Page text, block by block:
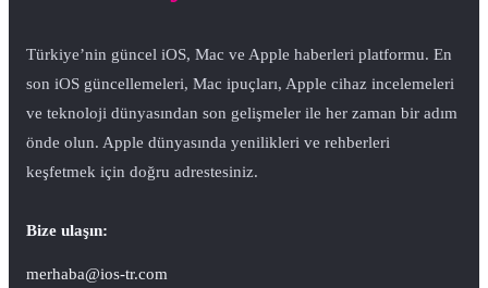
Türkiye’nin güncel iOS, Mac ve Apple haberleri platformu. En
son iOS güncellemeleri, Mac ipuçları, Apple cihaz incelemeleri
ve teknoloji dünyasından son gelişmeler ile her zaman bir adım
önde olun. Apple dünyasında yenilikleri ve rehberleri
keşfetmek için doğru adrestesiniz.
Bize ulaşın:
merhaba@ios-tr.com